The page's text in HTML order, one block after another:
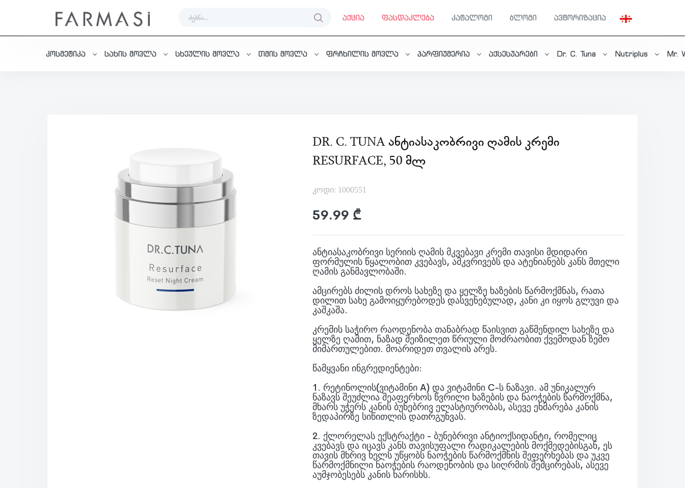
აქცია ფასდაკლება კატალოგი ბლოგი ავტორიზაცია
კოსმეტიკა სახის მოვლა სხეულის მოვლა თმის მოვლა ფრჩხილის მოვლა პარფიუმერია აქსესუარები Dr. C. Tuna Nutriplus Mr.
DR. C. TUNA ᲐᲜᲢᲘᲐᲡᲐᲙᲝᲑᲠᲘᲕᲘ ᲦᲐᲛᲘᲡ ᲙᲠᲔᲛᲘ
RESURFACE, 50 ᲛᲚ
კოდი: 1000551
59.99 ₾
ანტიასაკობრივი სერიის ღამის მკვებავი კრემი თავისი მდიდარი
ფორმულის წყალობით კვებავს, ამკვრივებს და ატენიანებს კანს მთელი
ღამის განმავლობაში.
ამცირებს ძილის დროს სახეზე და ყელზე ხაზების წარმოქმნას, რათა
დილით სახე გამოიყურებოდეს დასვენებულად, კანი კი იყოს გლუვი და
კაშკაშა.
კრემის საჭირო რაოდენობა თანაბრად წაისვით გაწმენდილ სახეზე და
ყელზე ღამით, ნაზად შეიზილეთ წრიული მოძრაობით ქვემოდან ზემო
მიმართულებით. მოარიდეთ თვალის არეს.
წამყვანი ინგრედიენტები:
1. რეტინოლის(ვიტამინი A) და ვიტამინი C-ს ნაზავი. ამ უნიკალურ
ნაზავს შეუძლია შეაფერხოს წვრილი ხაზების და ნაოჭების წარმოქმნა,
მხარს უჭერს კანის ბუნებრივ ელასტიურობას, ასევე ეხმარება კანის
ზედაპირზე სიწითლის დათრგუნვას.
2. ქლორელას ექსტრაქტი - ბუნებრივი ანტიოქსიდანტი, რომელიც
კვებავს და იცავს კანს თავისუფალი რადიკალების მოქმედებისგან, ეს
თავის მხრივ ხელს უწყობს ნაოჭების წარმოქმნის შეფერხებას და უკვე
წარმოქმნილი ნაოჭების რაოდენობის და სიღრმის შემცირებას, ასევე
აუმჯობესებს კანის ხარისხს.